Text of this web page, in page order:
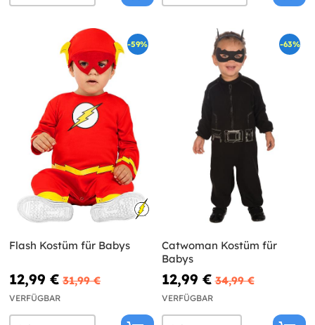
-59%
Flash Kostüm für Babys
12,99 € 31,99 €
VERFÜGBAR
-63%
Catwoman Kostüm für
Babys
12,99 € 34,99 €
VERFÜGBAR